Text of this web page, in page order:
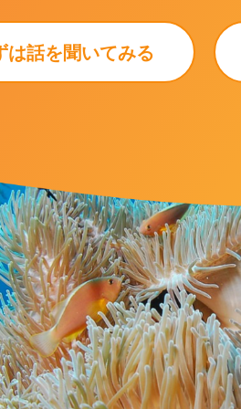
は話を聞いてみる